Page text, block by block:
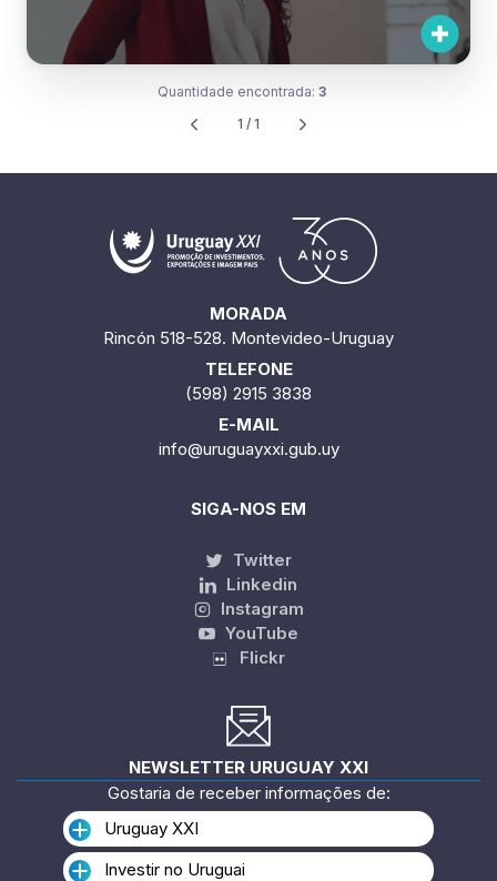
Quantidade encontrada: 3
1 / 1
MORADA
Rincón 518-528. Montevideo-Uruguay
TELEFONE
(598) 2915 3838
E-MAIL
info@uruguayxxi.gub.uy
SIGA-NOS EM
Twitter
Linkedin
Instagram
YouTube
Flickr
NEWSLETTER URUGUAY XXI
Gostaria de receber informações de:
Uruguay XXI
Investir no Uruguai